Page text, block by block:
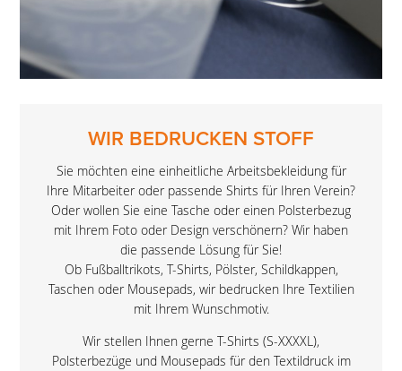
WIR BEDRUCKEN STOFF
Sie möchten eine einheitliche Arbeitsbekleidung für
Ihre Mitarbeiter oder passende Shirts für Ihren Verein?
Oder wollen Sie eine Tasche oder einen Polsterbezug
mit Ihrem Foto oder Design verschönern? Wir haben
die passende Lösung für Sie!
Ob Fußballtrikots, T-Shirts, Pölster, Schildkappen,
Taschen oder Mousepads, wir bedrucken Ihre Textilien
mit Ihrem Wunschmotiv.
Wir stellen Ihnen gerne T-Shirts (S-XXXXL),
Polsterbezüge und Mousepads für den Textildruck im